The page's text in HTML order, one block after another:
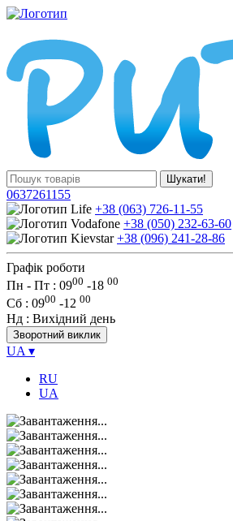
Шукати!
0637261155
+38 (063) 726-11-55
+38 (050) 232-63-60
+38 (096) 241-28-86
Графік роботи
Пн - Пт : 0900 -18 00
Сб : 0900 -12 00
Нд : Вихідний день
Зворотний виклик
UA ▾
RU
UA